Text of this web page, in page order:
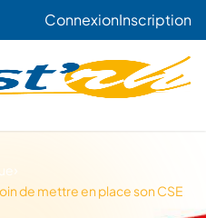
ConnexionInscription
›
de mettre en place son CSE